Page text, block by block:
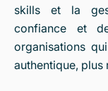
skills et la
confiance et
organisations
authentique, plus